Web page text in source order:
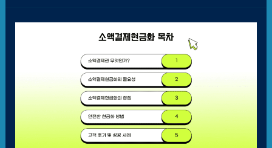
현금화
방법
전문가
소개